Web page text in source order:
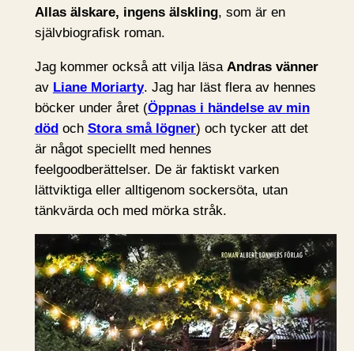
Allas älskare, ingens älskling, som är en
självbiografisk roman.
Jag kommer också att vilja läsa Andras vänner
av Liane Moriarty. Jag har läst flera av hennes
böcker under året (Öppnas i händelse av min
dödoch Stora små lögner) och tycker att det
är något speciellt med hennes
feelgoodberättelser. De är faktiskt varken
lättviktiga eller alltigenom sockersöta, utan
tänkvärda och med mörka stråk.